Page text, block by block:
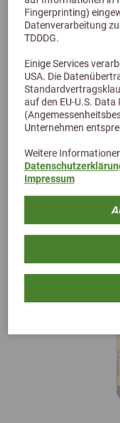
Fingerprinting)
Datenverarbeitung
TDDDG.
Einige Services
USA. Die
auf den EU-U.S.
Unternehmen
Weitere
Impressum
dr. WEYRAUCH
Biotin,